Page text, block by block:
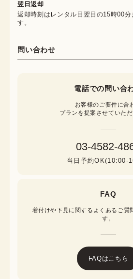
翌日返却
返却時刻はレンタル日翌日の15時00分
す。
問い合わせ
電話での問い合
お客様のご要件に合
プランを提案させていただ
03-4582-
当日予約OK(10:00-
FAQ
着付けや下見に関するよくあるご質
す。
FAQはこちら